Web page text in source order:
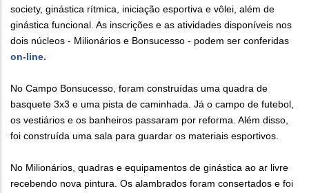
society, ginástica rítmica, iniciação esportiva e vôlei, além de
ginástica funcional. As inscrições e as atividades disponíveis nos
dois núcleos - Milionários e Bonsucesso - podem ser conferidas
on-line.
No Campo Bonsucesso, foram construídas uma quadra de
basquete 3x3 e uma pista de caminhada. Já o campo de futebol,
os vestiários e os banheiros passaram por reforma. Além disso,
foi construída uma sala para guardar os materiais esportivos.
No Milionários, quadras e equipamentos de ginástica ao ar livre
recebendo nova pintura. Os alambrados foram consertados e foi